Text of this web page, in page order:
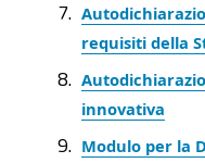
requisiti della
innovativa
Modulo per la